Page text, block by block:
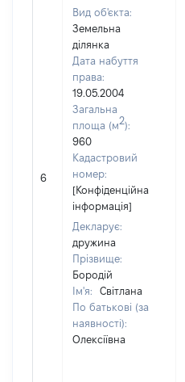
6
Вид об'єкта:
Земельна
ділянка
Дата набуття
права:
19.05.2004
Загальна
площа (м2):
960
Кадастровий
номер:
[Конфіденційна
інформація]
Декларує:
дружина
Прізвище:
Бородій
Ім'я:
Світлана
По батькові (за
наявності):
Олексіївна